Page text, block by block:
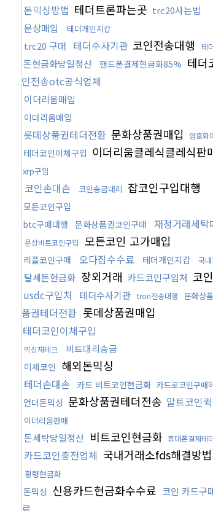
돈믹싱방법 테더트론파는곳 trc20사는법
문상매입
테더개인지갑
trc20 구매 테더수사기관 코인전송대행 테
돈현금화당일정산 핸드폰결제현금화85% 테더
인전송otc공식업체
이더리움매입
이더리움매입
롯데상품권테더전환 문화상품권매입 암호화
테더코인이체구입 이더리움클레식클레식판
xrp구입
코인손대손 코인송금대리 잡코인구입대행
모든코인구입
btc구매대행 문화상품권코인구매 재정거래세탁
문상비트코인구입 모든코인 고가매입
리플코인구매 오다집수수료 테더개인지갑 국
탈세돈현금화 장외거래 카드코인구입처 코
usdc구입처 테더수사기관 tron전송대행 문화상
품권테더전환 롯데상품권매입
테더코인이체구입
믹싱재테크 비트대리송금
이체코인 해외돈믹싱
테더손대손 카드 비트코인현금화 카드로코인구매
언더돈믹싱 문화상품권테더전송 알트코인
이더리움판매
돈세탁당일정산 비트코인현금화 휴대폰결제테
카드코인충전업체 국내거래소fds해결방법
횡령현금화
돈믹싱 신용카드현금화수수료 코인 카드구